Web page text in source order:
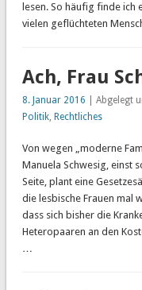
lesen. So häufig finde ich
vielen geflüchteten
Ach, Frau
8. Januar 2016 | Abgelegt
Politik, Rechtliches
Von wegen „moderne
Manuela Schwesig, einst
Seite, plant eine
die lesbische Frauen mal
dass sich bisher die
Heteropaaren an den
…